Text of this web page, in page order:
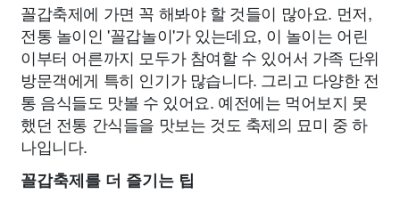
꼴갑축제에 가면 꼭 해봐야 할 것들이 많아요. 먼저,
전통 놀이인 '꼴갑놀이'가 있는데요, 이 놀이는 어린
이부터 어른까지 모두가 참여할 수 있어서 가족 단위
방문객에게 특히 인기가 많습니다. 그리고 다양한 전
통 음식들도 맛볼 수 있어요. 예전에는 먹어보지 못
했던 전통 간식들을 맛보는 것도 축제의 묘미 중 하
나입니다.
꼴갑축제를 더 즐기는 팁